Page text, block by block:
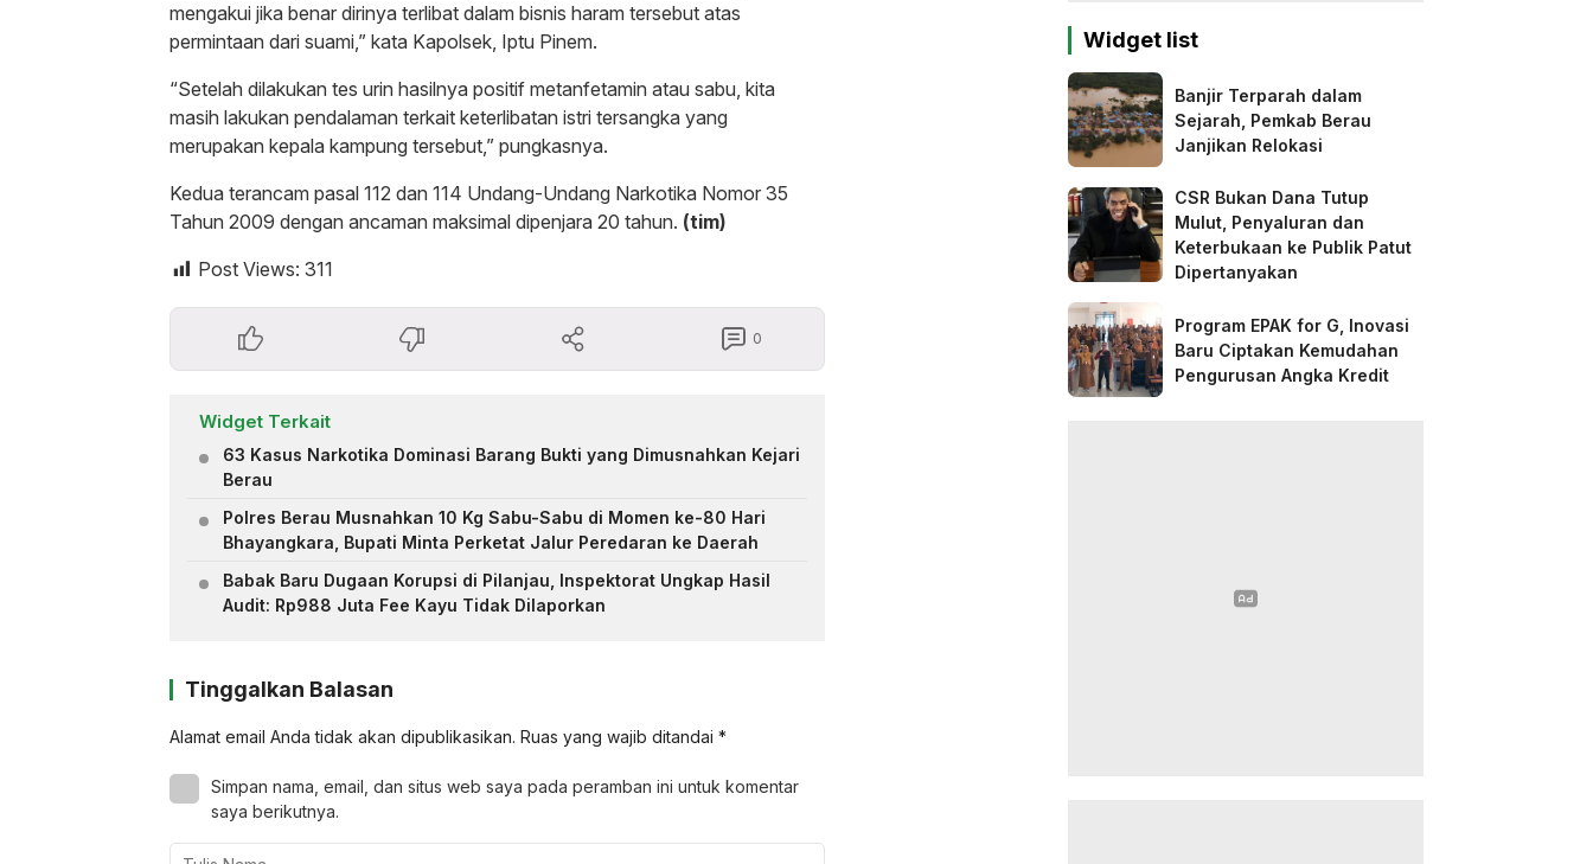
mengakui jika benar dirinya terlibat dalam bisnis haram tersebut atas
permintaan dari suami,” kata Kapolsek, Iptu Pinem.
“Setelah dilakukan tes urin hasilnya positif metanfetamin atau sabu, kita
masih lakukan pendalaman terkait keterlibatan istri tersangka yang
merupakan kepala kampung tersebut,” pungkasnya.
Kedua terancam pasal 112 dan 114 Undang-Undang Narkotika Nomor 35
Tahun 2009 dengan ancaman maksimal dipenjara 20 tahun. (tim)
Post Views: 311
0
Widget Terkait
63 Kasus Narkotika Dominasi Barang Bukti yang Dimusnahkan Kejari
Berau
Polres Berau Musnahkan 10 Kg Sabu-Sabu di Momen ke-80 Hari
Bhayangkara, Bupati Minta Perketat Jalur Peredaran ke Daerah
Babak Baru Dugaan Korupsi di Pilanjau, Inspektorat Ungkap Hasil
Audit: Rp988 Juta Fee Kayu Tidak Dilaporkan
Tinggalkan Balasan
Alamat email Anda tidak akan dipublikasikan. Ruas yang wajib ditandai *
Simpan nama, email, dan situs web saya pada peramban ini untuk komentar
saya berikutnya.
Widget list
Banjir Terparah dalam
Sejarah, Pemkab Berau
Janjikan Relokasi
CSR Bukan Dana Tutup
Mulut, Penyaluran dan
Keterbukaan ke Publik Patut
Dipertanyakan
Program EPAK for G, Inovasi
Baru Ciptakan Kemudahan
Pengurusan Angka Kredit